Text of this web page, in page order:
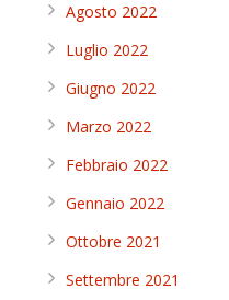
Agosto 2022
Luglio 2022
Giugno 2022
Marzo 2022
Febbraio 2022
Gennaio 2022
Ottobre 2021
Settembre 2021